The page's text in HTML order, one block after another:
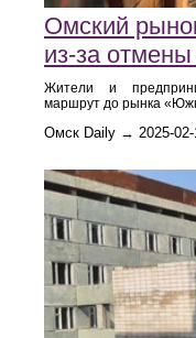
Омский
из-за
Жители и
маршрут до рынка
Омск Daily → 2025-02-